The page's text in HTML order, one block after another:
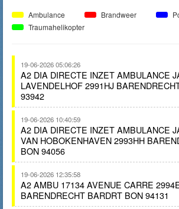
Ambulance Brandweer
Traumahelikopter
19-06-2026 05:06:26
A2 DIA DIRECTE INZET AMBULANCE
LAVENDELHOF 2991HJ
93942
19-06-2026 10:40:59
A2 DIA DIRECTE INZET AMBULANCE
VAN HOBOKENHAVEN 2993HH
BON 94056
19-06-2026 12:35:58
A2 AMBU 17134 AVENUE CARRE
BARENDRECHT BARDRT BON 94131